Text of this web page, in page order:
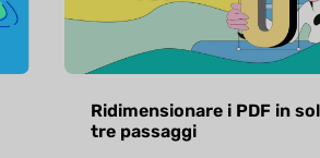
Ridimensionare i PDF in
tre passaggi